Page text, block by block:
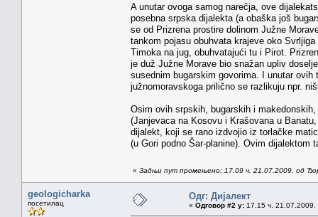
A unutar ovoga samog narečja, ove
posebna srpska dijalekta (a obaška još
se od Prizrena prostire dolinom Južne
tankom pojasu obuhvata krajeve oko
Timoka na jug, obuhvatajući tu i Pirot.
je duž Južne Morave bio snažan upliv
susednim bugarskim govorima. I unutar
južnomoravskoga prilično se razlikuju npr.
Osim ovih srpskih, bugarskih i
(Janjevaca na Kosovu i Krašovana u
dijalekt, koji se rano izdvojio iz torlačke
(u Gori podno Šar-planine). Ovim dijalektom
« Задњи пут промењено: 17.09 ч. 21.07.2009. од
geologicharka
посетилац
Одг: Дијалект
« Одговор #2 у: 17.15 ч. 21.07.2009.